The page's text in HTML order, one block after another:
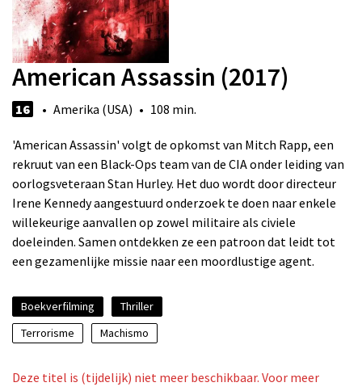
American Assassin (2017)
16 • Amerika (USA) • 108 min.
'American Assassin' volgt de opkomst van Mitch Rapp, een
rekruut van een Black-Ops team van de CIA onder leiding van
oorlogsveteraan Stan Hurley. Het duo wordt door directeur
Irene Kennedy aangestuurd onderzoek te doen naar enkele
willekeurige aanvallen op zowel militaire als civiele
doeleinden. Samen ontdekken ze een patroon dat leidt tot
een gezamenlijke missie naar een moordlustige agent.
Boekverfilming
Thriller
Terrorisme
Machismo
Deze titel is (tijdelijk) niet meer beschikbaar. Voor meer